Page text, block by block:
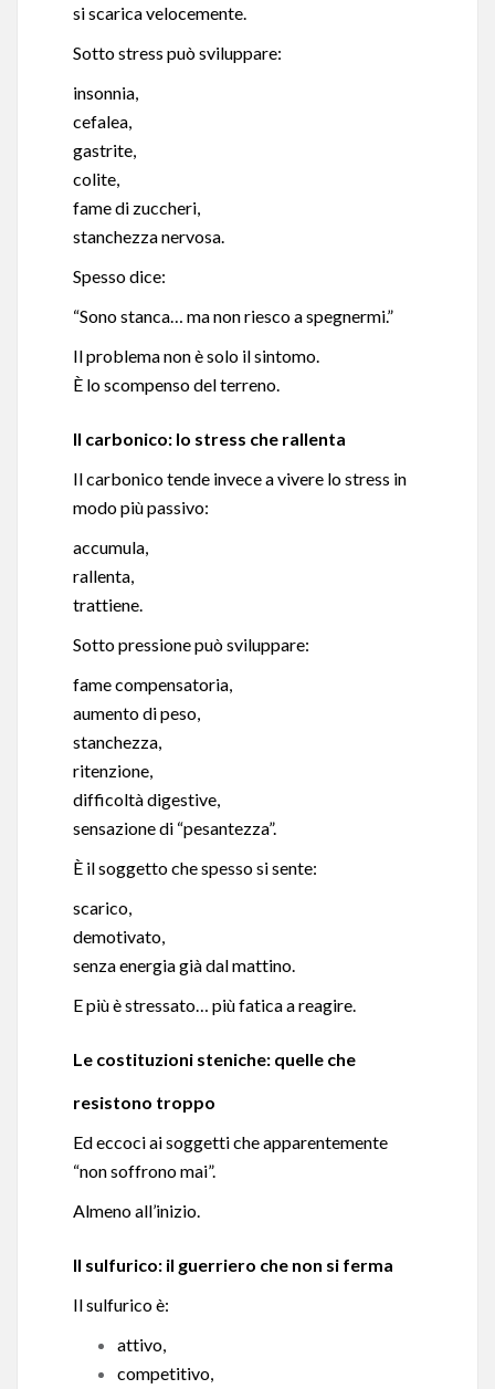
si scarica velocemente.
Sotto stress può sviluppare:
insonnia,
cefalea,
gastrite,
colite,
fame di zuccheri,
stanchezza nervosa.
Spesso dice:
“Sono stanca… ma non riesco a spegnermi.”
Il problema non è solo il sintomo.
È lo scompenso del terreno.
Il carbonico: lo stress che rallenta
Il carbonico tende invece a vivere lo stress in
modo più passivo:
accumula,
rallenta,
trattiene.
Sotto pressione può sviluppare:
fame compensatoria,
aumento di peso,
stanchezza,
ritenzione,
difficoltà digestive,
sensazione di “pesantezza”.
È il soggetto che spesso si sente:
scarico,
demotivato,
senza energia già dal mattino.
E più è stressato… più fatica a reagire.
Le costituzioni steniche: quelle che
resistono troppo
Ed eccoci ai soggetti che apparentemente
“non soffrono mai”.
Almeno all’inizio.
Il sulfurico: il guerriero che non si ferma
Il sulfurico è:
attivo,
competitivo,